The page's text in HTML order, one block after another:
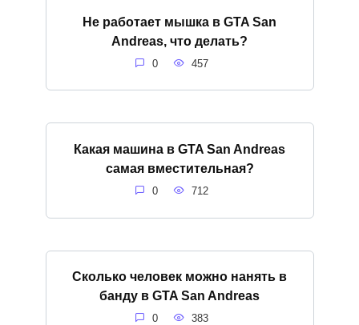
Не работает мышка в GTA San
Andreas, что делать?
0 457
Какая машина в GTA San Andreas
самая вместительная?
0 712
Сколько человек можно нанять в
банду в GTA San Andreas
0 383